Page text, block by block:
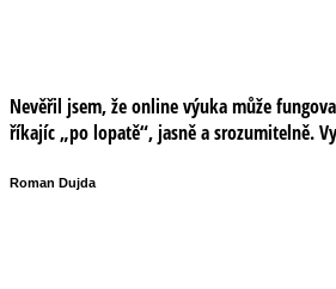
Nevěřil jsem, že online výuka může
říkajíc „po lopatě“, jasně a srozumitelně.
Roman Dujda